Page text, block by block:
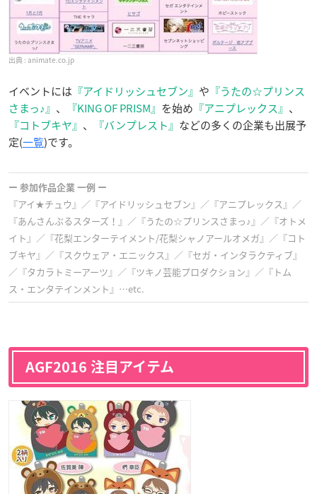
animate.co.jp
イベントには 『アイドリッシュセブン』 や 『うたの☆プリンス
さまっ♪』 、 『KING OF PRISM』 を始め 『アニプレックス』 、
『コトブキヤ』 、 『バンプレスト』 などの多くの企業も出展予
定(一覧)です。
ー 参加作品企業 一例 ー
『アイ★チュウ』／『アイドリッシュセブン』／『アニプレックス』／
『あんさんぶるスターズ！』／『うたの☆プリンスさまっ♪』／『オトメ
イト』／『花梨エンターテイメント/花梨シャノアールオメガ』／『コト
ブキヤ』／『スクウェア・エニックス』／『セガ・インタラクティブ』
／『タカラトミーアーツ』／『ツキノ芸能プロダクション』／『トム
ス・エンタテインメント』…etc.
AGF2016 注目アイテム